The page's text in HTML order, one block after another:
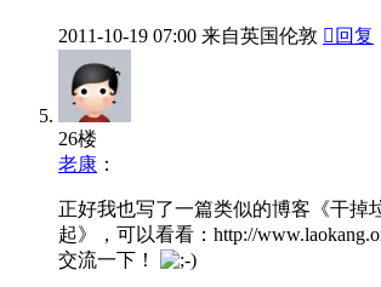
2011-10-19 07:00 来自英国伦敦  回复
26楼
老康 ：
正好我也写了一篇类似的博客《干掉
起》，可以看看：http://
交流一下！